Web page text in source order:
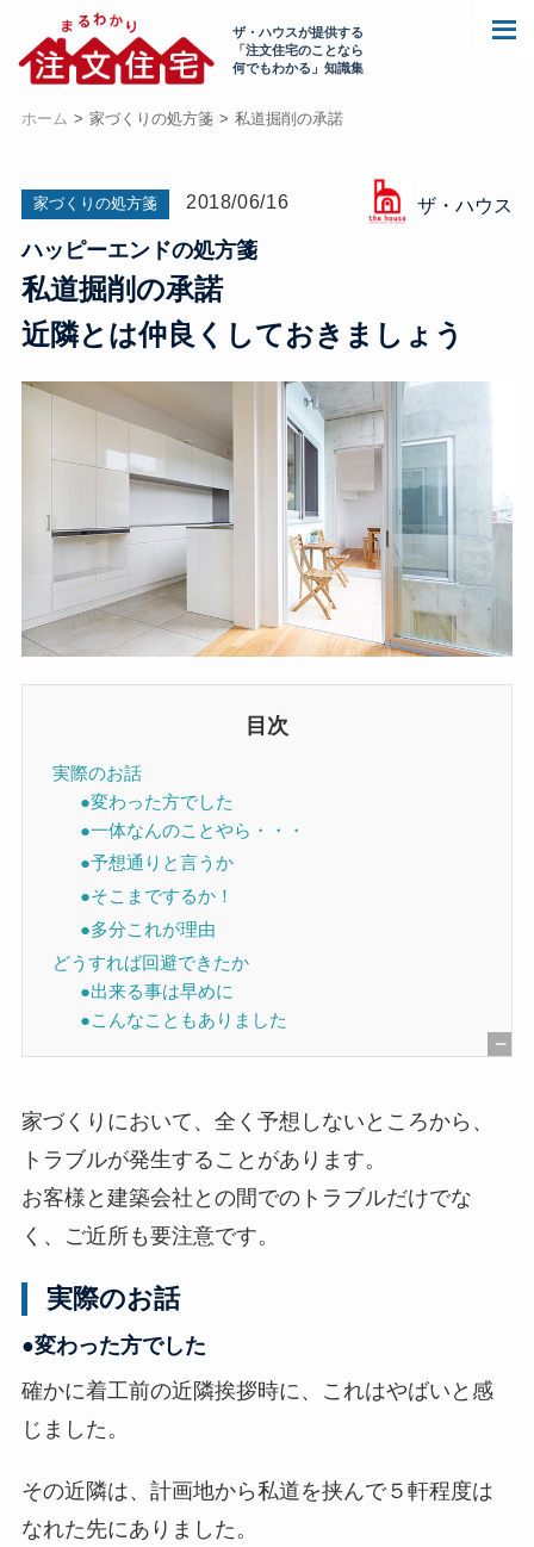
ザ・ハウスが提供する
「注文住宅のことなら
何でもわかる」知識集
ホーム 家づくりの処方箋 私道掘削の承諾
家づくりの処方箋 2018/06/16 ザ・ハウス
ハッピーエンドの処方箋
私道掘削の承諾
近隣とは仲良くしておきましょう
目次
[
実際のお話
●変わった方でした
●一体なんのことやら・・・
●予想通りと言うか
●そこまでするか！
●多分これが理由
どうすれば回避できたか
●出来る事は早めに
●こんなこともありました
家づくりにおいて、全く予想しないところから、
トラブルが発生することがあります。
お客様と建築会社との間でのトラブルだけでな
く、ご近所も要注意です。
実際のお話
●変わった方でした
確かに着工前の近隣挨拶時に、これはやばいと感
じました。
その近隣は、計画地から私道を挟んで５軒程度は
なれた先にありました。